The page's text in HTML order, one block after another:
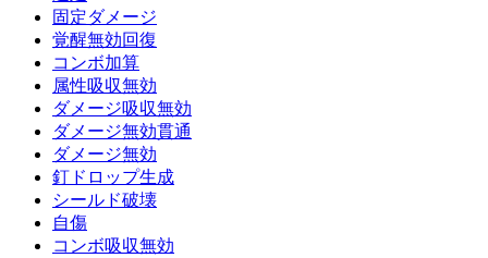
固定ダメージ
覚醒無効回復
コンボ加算
属性吸収無効
ダメージ吸収無効
ダメージ無効貫通
ダメージ無効
釘ドロップ生成
シールド破壊
自傷
コンボ吸収無効